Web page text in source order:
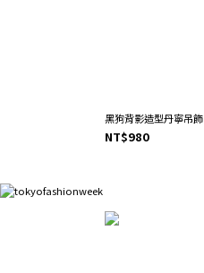
黑狗背影造型丹寧吊飾
NT$980